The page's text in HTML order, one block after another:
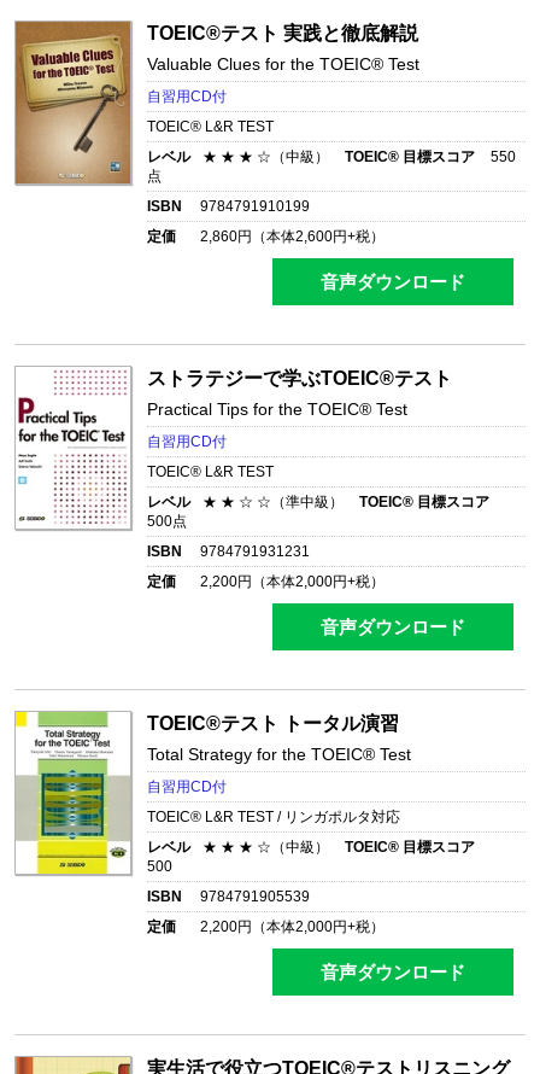
TOEIC®テスト 実践と徹底解説
Valuable Clues for the TOEIC® Test
自習用CD付
TOEIC® L&R TEST
レベル
★ ★ ★ ☆（中級） TOEIC® 目標スコア
550
点
ISBN
9784791910199
定価
2,860円（本体2,600円+税）
音声ダウンロード
ストラテジーで学ぶTOEIC®テスト
Practical Tips for the TOEIC® Test
自習用CD付
TOEIC® L&R TEST
レベル
★ ★ ☆ ☆（準中級）
TOEIC® 目標スコア
500点
ISBN
9784791931231
定価
2,200円（本体2,000円+税）
音声ダウンロード
TOEIC®テスト トータル演習
Total Strategy for the TOEIC® Test
自習用CD付
TOEIC® L&R TEST / リンガポルタ対応
レベル
★ ★ ★ ☆（中級）
TOEIC® 目標スコア
500
ISBN
9784791905539
定価
2,200円（本体2,000円+税）
音声ダウンロード
実生活で役立つTOEIC®テストリスニング